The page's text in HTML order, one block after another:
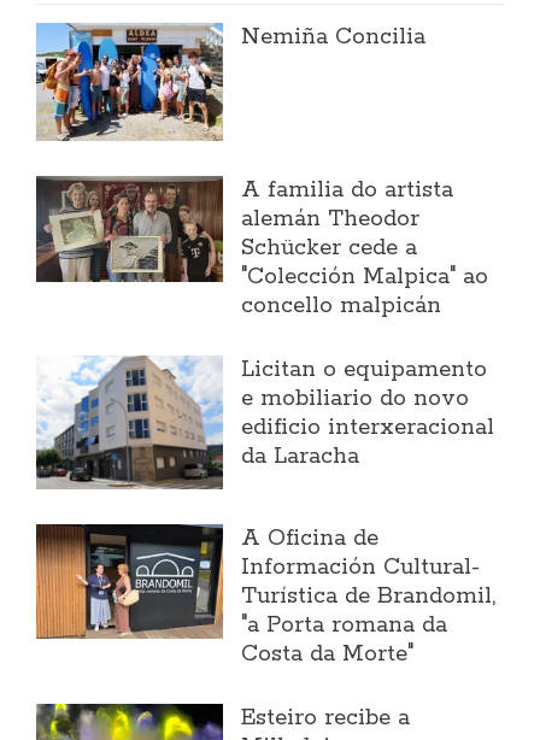
Nemiña Concilia
A familia do artista
alemán Theodor
Schücker cede a
"Colección Malpica" ao
concello malpicán
Licitan o equipamento
e mobiliario do novo
edificio interxeracional
da Laracha
A Oficina de
Información Cultural-
Turística de Brandomil,
"a Porta romana da
Costa da Morte"
Esteiro recibe a